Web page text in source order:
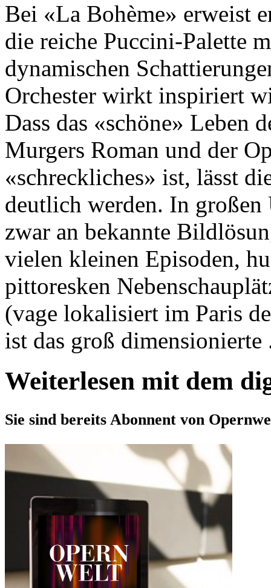
Bei «La Bo­hème» erweist
die reiche Puccini-Palette
dynamischen
Orchester wirkt inspiriert
Dass das «schöne» Leben
Murgers Roman und der
«schreckliches» ist, lässt
deutlich werden. In großen
zwar an bekannte
vielen kleinen Episoden,
pittoresken
(vage lokalisiert im Paris
ist das groß dimensionierte
Weiterlesen mit dem
Sie sind bereits Abonnent von